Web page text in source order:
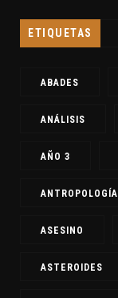
ETIQUETAS
ABADES
ANÁLISIS
AÑO 3
ANTROPOLOGÍA
ASESINO
ASTEROIDES